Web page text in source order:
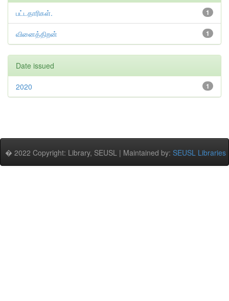
1
பட்டதாரிகள்.
1
வினைத்திறன்
Date issued
1
2020
� 2022 Copyright: Library, SEUSL | Maintained by: SEUSL Libraries